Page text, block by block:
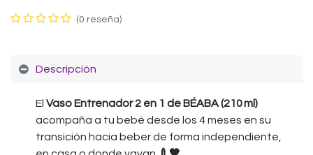
(0 reseña)
Descripción
El Vaso Entrenador 2 en 1 de BÉABA (210 ml)
acompaña a tu bebé desde los 4 meses en su
transición hacia beber de forma independiente,